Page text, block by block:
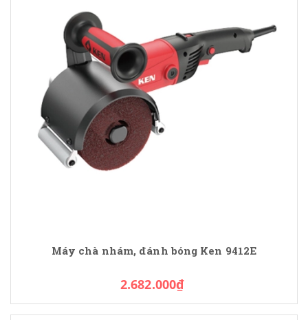
Máy chà nhám, đánh bóng Ken 9412E
2.682.000₫